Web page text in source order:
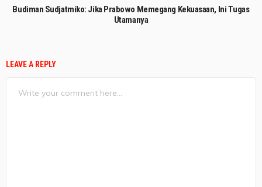
Budiman Sudjatmiko: Jika Prabowo Memegang Kekuasaan, Ini Tugas
Utamanya
LEAVE A REPLY